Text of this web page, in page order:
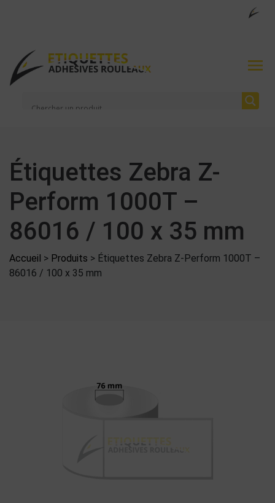
Étiquettes Zebra Z-
Perform 1000T –
86016 / 100 x 35 mm
Accueil > Produits > Étiquettes Zebra Z-Perform 1000T –
86016 / 100 x 35 mm